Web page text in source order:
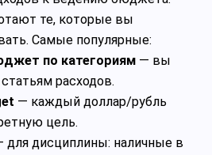
те, которые вы
Самые популярные:
по категориям — вы
расходов.
— каждый доллар/рубль
цель.
для дисциплины: наличные в